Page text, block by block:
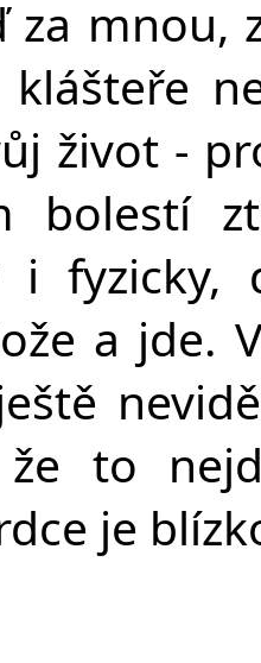
za mnou,
život -
bolestí
i fyzicky,
a jde.
že to
je